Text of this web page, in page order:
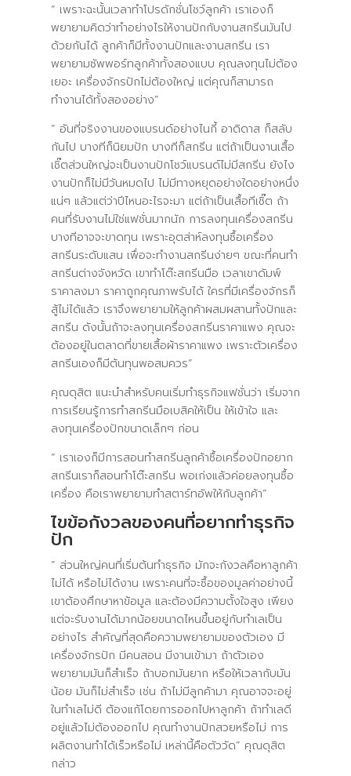
“ เพราะฉะนั้นเวลาทำโปรดักชั่นโชว์ลูกค้า เราเองก็
พยายามคิดว่าทำอย่างไรให้งานปักกับงานสกรีนมันไป
ด้วยกันได้ ลูกค้าก็มีทั้งงานปักและงานสกรีน เรา
พยายามซัพพอร์ทลูกค้าทั้งสองแบบ คุณลงทุนไม่ต้อง
เยอะ เครื่องจักรปักไม่ต้องใหญ่ แต่คุณก็สามารถ
ทำงานได้ทั้งสองอย่าง”
“ อันที่จริงงานของแบรนด์อย่างไนกี้ อาดิดาส ก็สลับ
กันไป บางทีก็นิยมปัก บางทีก็สกรีน แต่ถ้าเป็นงานเสื้อ
เชิ๊ตส่วนใหญ่จะเป็นงานปักโชว์แบรนด์ไม่มีสกรีน ยังไง
งานปักก็ไม่มีวันหมดไป ไม่มีทางหยุดอย่างใดอย่างหนึ่ง
แน่ๆ แล้วแต่ว่าปีไหนอะไรจะมา แต่ถ้าเป็นเสื้อทีเชิ๊ต ถ้า
คนที่รับงานไม่ใช่แฟชั่นมากนัก การลงทุนเครื่องสกรีน
บางทีอาจจะขาดทุน เพราะอุตส่าห์ลงทุนซื้อเครื่อง
สกรีนระดับแสน เพื่อจะทำงานสกรีนง่ายๆ ขณะที่คนทำ
สกรีนต่างจังหวัด เขาทำโต๊ะสกรีนมือ เวลาเขาดัมพ์
ราคาลงมา ราคาถูกคุณภาพรับได้ ใครที่มีเครื่องจักรก็
สู้ไม่ได้แล้ว เราจึงพยายามให้ลูกค้าผสมผสานทั้งปักและ
สกรีน ดังนั้นถ้าจะลงทุนเครื่องสกรีนราคาแพง คุณจะ
ต้องอยู่ในตลาดที่ขายเสื้อผ้าราคาแพง เพราะตัวเครื่อง
สกรีนเองก็มีต้นทุนพอสมควร”
คุณดุสิต แนะนำสำหรับคนเริ่มทำธุรกิจแฟชั่นว่า เริ่มจาก
การเรียนรู้การทำสกรีนมือเบสิคให้เป็น ให้เข้าใจ และ
ลงทุนเครื่องปักขนาดเล็กๆ ก่อน
“ เราเองก็มีการสอนทำสกรีนลูกค้าซื้อเครื่องปักอยาก
สกรีนเราก็สอนทำโต๊ะสกรีน พอเก่งแล้วค่อยลงทุนซื้อ
เครื่อง คือเราพยายามทำสตาร์ทอัพให้กับลูกค้า”
ไขข้อกังวลของคนที่อยากทำธุรกิจ
ปัก
“ ส่วนใหญ่คนที่เริ่มต้นทำธุรกิจ มักจะกังวลคือหาลูกค้า
ไม่ได้ หรือไม่ได้งาน เพราะคนที่จะซื้อของมูลค่าอย่างนี้
เขาต้องศึกษาหาข้อมูล และต้องมีความตั้งใจสูง เพียง
แต่จะรับงานได้มากน้อยขนาดไหนขึ้นอยู่กับทำเลเป็น
อย่างไร สำคัญที่สุดคือความพยายามของตัวเอง มี
เครื่องจักรปัก มีคนสอน มีงานเข้ามา ถ้าตัวเอง
พยายามมันก็สำเร็จ ถ้าบอกมันยาก หรือให้เวลากับมัน
น้อย มันก็ไม่สำเร็จ เช่น ถ้าไม่มีลูกค้ามา คุณอาจจะอยู่
ในทำเลไม่ดี ต้องแก้โดยการออกไปหาลูกค้า ถ้าทำเลดี
อยู่แล้วไม่ต้องออกไป คุณทำงานปักสวยหรือไม่ การ
ผลิตงานทำได้เร็วหรือไม่ เหล่านี้คือตัววัด” คุณดุสิต
กล่าว